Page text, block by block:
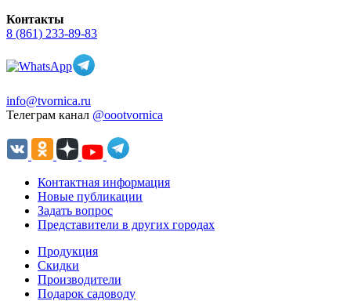
Контакты
8 (861) 233-89-83
info@tvornica.ru
Телеграм канал @oootvornica
Контактная информация
Новые публикации
Задать вопрос
Представители в других городах
Продукция
Скидки
Производители
Подарок садоводу